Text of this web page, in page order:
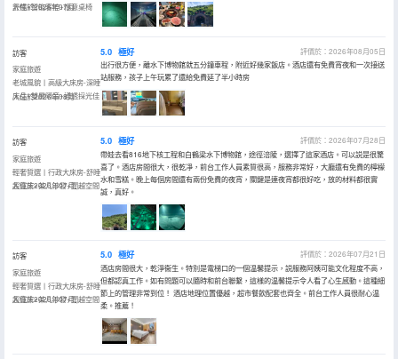
舒暢+智能客控+愜意桌椅
入住於2026年07月
訪客
家庭旅遊
老城風貌丨高級大床房-深睡
床品+雙層隔音+通透採光佳
入住於2026年08月
5.0 極好
評價於：2026年08月05日
出行很方便，離水下博物館就五分鐘車程，附近好幾家飯店。酒店還有免費宵夜和一次接送
站服務，孩子上午玩累了還給免費延了半小時房
訪客
家庭旅遊
輕奢質選丨行政大床房-舒睡
超寬床+茶几沙發+闊越空間
入住於2026年07月
5.0 極好
評價於：2026年07月28日
帶娃去看816地下核工程和白鶴梁水下博物館，途徑涪陵，選擇了這家酒店。可以説是很驚
喜了。酒店房間很大，很乾凈，前台工作人員素質很高，服務非常好，大廳還有免費的檸檬
水和雪糕。晚上每個房間還有兩份免費的夜宵，關鍵是連夜宵都很好吃，放的材料都很實
誠，真好。
訪客
家庭旅遊
輕奢質選丨行政大床房-舒睡
超寬床+茶几沙發+闊越空間
入住於2026年07月
5.0 極好
評價於：2026年07月21日
酒店房間很大，乾淨衞生。特別是電梯口的一個温馨提示，説服務阿姨可能文化程度不高，
但都認真工作。如有問題可以隨時和前台聯繫，這樣的温馨提示令人看了心生感動。這種細
節上的管理非常到位！ 酒店地理位置優越，超市餐飲配套也齊全。前台工作人員很耐心温
柔。推薦！